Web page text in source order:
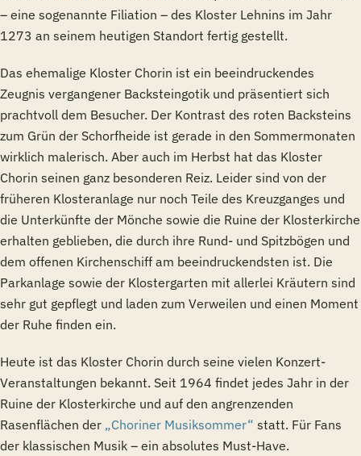
– eine sogenannte Filiation – des Kloster Lehnins im Jahr
1273 an seinem heutigen Standort fertig gestellt.
Das ehemalige Kloster Chorin ist ein beeindruckendes
Zeugnis vergangener Backsteingotik und präsentiert sich
prachtvoll dem Besucher. Der Kontrast des roten Backsteins
zum Grün der Schorfheide ist gerade in den Sommermonaten
wirklich malerisch. Aber auch im Herbst hat das Kloster
Chorin seinen ganz besonderen Reiz. Leider sind von der
früheren Klosteranlage nur noch Teile des Kreuzganges und
die Unterkünfte der Mönche sowie die Ruine der Klosterkirche
erhalten geblieben, die durch ihre Rund- und Spitzbögen und
dem offenen Kirchenschiff am beeindruckendsten ist. Die
Parkanlage sowie der Klostergarten mit allerlei Kräutern sind
sehr gut gepflegt und laden zum Verweilen und einen Moment
der Ruhe finden ein.
Heute ist das Kloster Chorin durch seine vielen Konzert-
Veranstaltungen bekannt. Seit 1964 findet jedes Jahr in der
Ruine der Klosterkirche und auf den angrenzenden
Rasenflächen der „Choriner Musiksommer“ statt. Für Fans
der klassischen Musik – ein absolutes Must-Have.